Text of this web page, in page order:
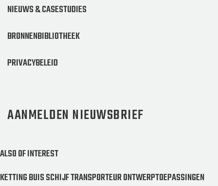
NIEUWS & CASESTUDIES
BRONNENBIBLIOTHEEK
PRIVACYBELEID
AANMELDEN NIEUWSBRIEF
ALSO OF INTEREST
KETTING BUIS SCHIJF TRANSPORTEUR ONTWERPTOEPASSINGEN